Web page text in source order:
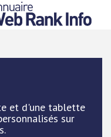
et d'une tablette
sur